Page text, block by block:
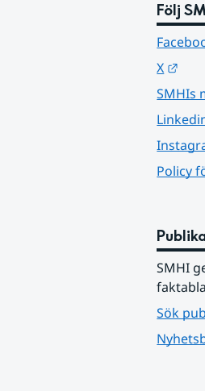
Följ
X
SMHIs
Policy
SMHI
Sök